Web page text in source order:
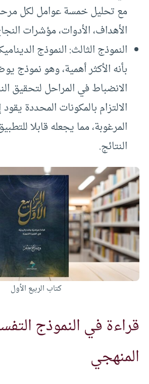
مع تحليل خمسة عوامل لكل
الأهداف، الأدوات، مؤشرات
النموذج الثالث: النموذج
بأنه الأكثر أهمية، وهو نموذج
الانضباط في المراحل لتحقيق
الالتزام بالمكونات المحددة
المرغوبة، مما يجعله قابلا
النتائج.
كتاب الربيع الأول
قراءة في النموذج
المنهجي